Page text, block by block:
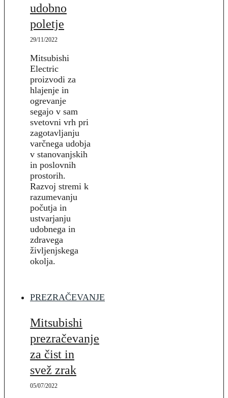
udobno
poletje
29/11/2022
Mitsubishi
Electric
proizvodi za
hlajenje in
ogrevanje
segajo v sam
svetovni vrh pri
zagotavljanju
varčnega udobja
v stanovanjskih
in poslovnih
prostorih.
Razvoj stremi k
razumevanju
počutja in
ustvarjanju
udobnega in
zdravega
življenjskega
okolja.
PREZRAČEVANJE
Mitsubishi
prezračevanje
za čist in
svež zrak
05/07/2022